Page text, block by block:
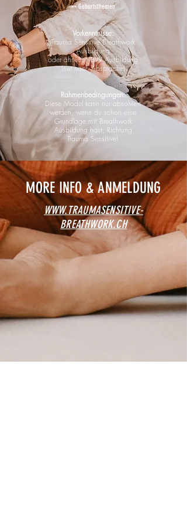
➳ Geburtsthemen
Vorkenntnisse:
Trauma Sensitive Breathwork
Ausbildung
oder ähnliche BW Ausbildung
(nur nach Absprache)
Rahmenbedingungen:
Diese Modul kann nur absolviert
werden, wenn du schon eine
Grundlage mit Breathwork
Ausbildung hast, Richtung
Trauma Sensitive!
MORE INFO & ANMELDUNG
WWW.TRAUMASENSITIVE-
BREATHWORK.CH